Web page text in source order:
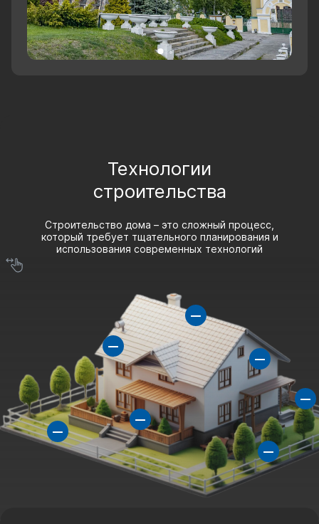
Технологии
строительства
Строительство дома – это сложный процесс,
который требует тщательного планирования и
использования современных технологий